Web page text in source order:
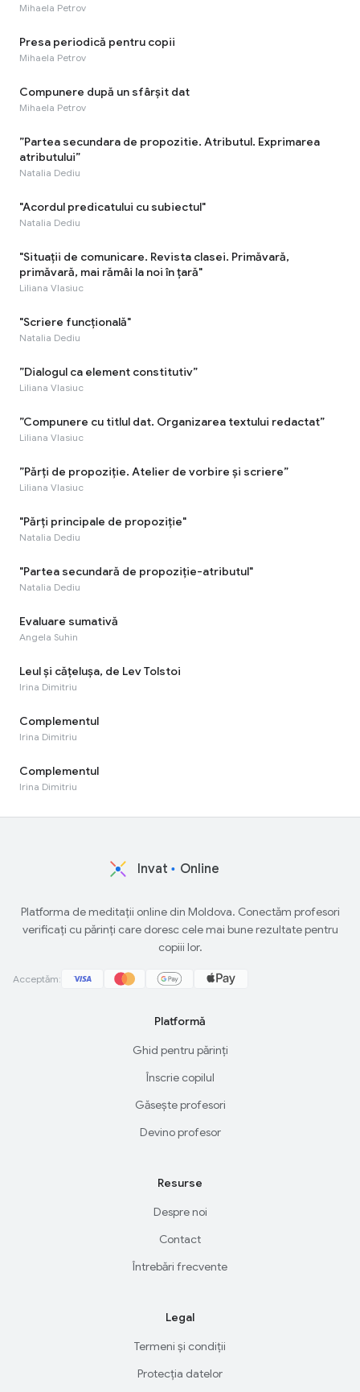
Mihaela Petrov
Presa periodică pentru copii
Mihaela Petrov
Compunere după un sfârșit dat
Mihaela Petrov
”Partea secundara de propozitie. Atributul. Exprimarea
atributului”
Natalia Dediu
"Acordul predicatului cu subiectul"
Natalia Dediu
"Situaţii de comunicare. Revista clasei. Primăvară,
primăvară, mai rămâi la noi în țară"
Liliana Vlasiuc
"Scriere funcțională"
Natalia Dediu
”Dialogul ca element constitutiv”
Liliana Vlasiuc
”Compunere cu titlul dat. Organizarea textului redactat”
Liliana Vlasiuc
”Părți de propoziție. Atelier de vorbire și scriere”
Liliana Vlasiuc
"Părți principale de propoziție"
Natalia Dediu
"Partea secundară de propoziție-atributul"
Natalia Dediu
Evaluare sumativă
Angela Suhin
Leul și cățelușa, de Lev Tolstoi
Irina Dimitriu
Complementul
Irina Dimitriu
Complementul
Irina Dimitriu
Invat Online
Platforma de meditații online din Moldova. Conectăm profesori
verificați cu părinți care doresc cele mai bune rezultate pentru
copiii lor.
Acceptăm:
Platformă
Ghid pentru părinți
Înscrie copilul
Găsește profesori
Devino profesor
Resurse
Despre noi
Contact
Întrebări frecvente
Legal
Termeni și condiții
Protecția datelor